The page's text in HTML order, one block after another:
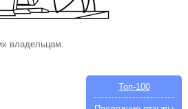
владельцам.
Топ-100